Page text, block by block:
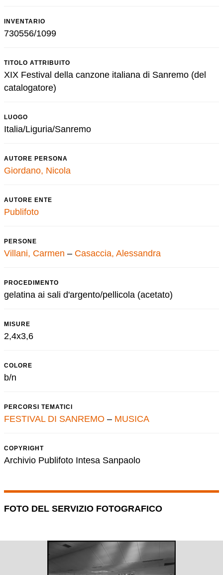
INVENTARIO
730556/1099
TITOLO ATTRIBUITO
XIX Festival della canzone italiana di Sanremo (del
catalogatore)
LUOGO
Italia/Liguria/Sanremo
AUTORE PERSONA
Giordano, Nicola
AUTORE ENTE
Publifoto
PERSONE
Villani, Carmen – Casaccia, Alessandra
PROCEDIMENTO
gelatina ai sali d'argento/pellicola (acetato)
MISURE
2,4x3,6
COLORE
b/n
PERCORSI TEMATICI
FESTIVAL DI SANREMO – MUSICA
COPYRIGHT
Archivio Publifoto Intesa Sanpaolo
FOTO DEL SERVIZIO FOTOGRAFICO